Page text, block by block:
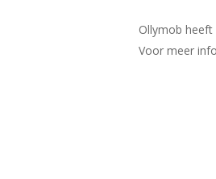
Ollymob heeft
Voor meer